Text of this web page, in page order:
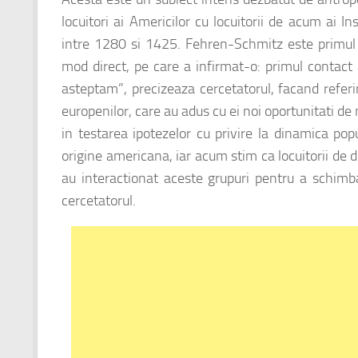
locuitori ai Americilor cu locuitorii de acum ai
intre 1280 si 1425. Fehren-Schmitz este
mod direct, pe care a infirmat-o: primul
asteptam”, precizeaza cercetatorul, facand
europenilor, care au adus cu ei noi oportunitati
in testarea ipotezelor cu privire la dinamica
origine americana, iar acum stim ca locuitorii de
au interactionat aceste grupuri pentru a
cercetatorul.